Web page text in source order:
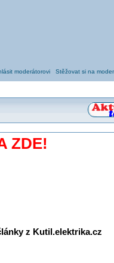
moderátorovi Stěžovat si na
ZDE!
z Kutil.elektrika.cz